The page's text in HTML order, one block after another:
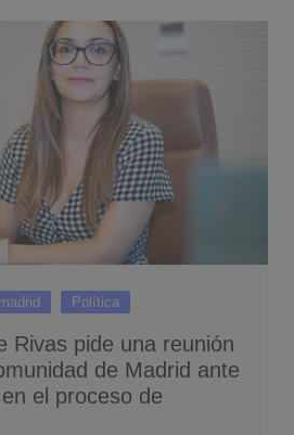
Política
Rivas pide una reunión
de Madrid ante
el proceso de